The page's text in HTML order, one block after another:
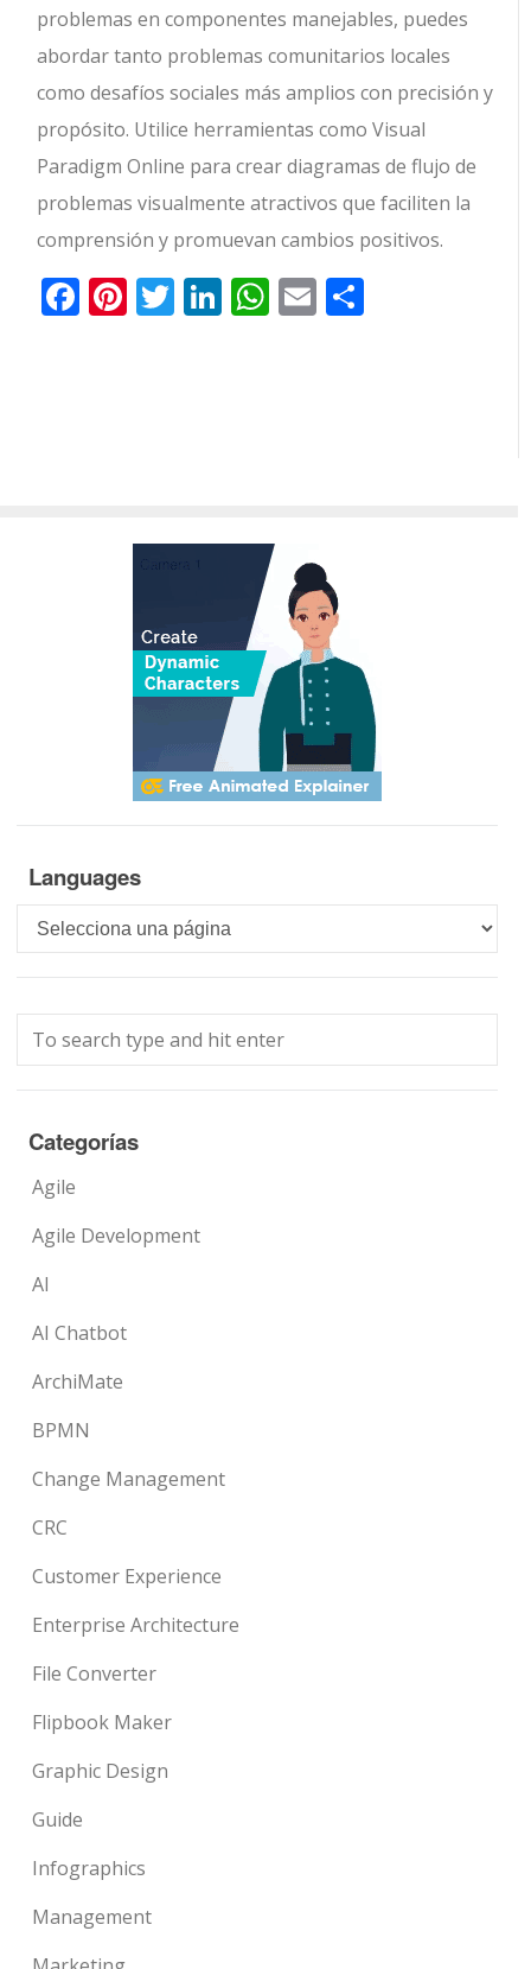
problemas en componentes manejables, puedes
abordar tanto problemas comunitarios locales
como desafíos sociales más amplios con precisión y
propósito. Utilice herramientas como Visual
Paradigm Online para crear diagramas de flujo de
problemas visualmente atractivos que faciliten la
comprensión y promuevan cambios positivos.
Facebook
Pinterest
Twitter
LinkedIn
WhatsApp
Email
Languages
Languages
Categorías
Agile
Agile Development
AI
AI Chatbot
ArchiMate
BPMN
Change Management
CRC
Customer Experience
Enterprise Architecture
File Converter
Flipbook Maker
Graphic Design
Guide
Infographics
Management